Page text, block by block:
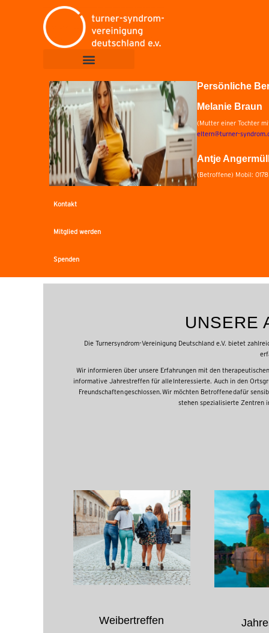
Persönliche
Melanie Braun
(Mutter einer Tochter
eltern@turner-
Antje
(Betroffene) Mobil:
Kontakt
Mitglied werden
Spenden
UNSERE
Die Turnersyndrom-Vereinigung Deutschland e.V. bietet
Wir informieren über unsere Erfahrungen mit den
informative Jahrestreffen für alle Interessierte. Auch in den
Freundschaften geschlossen. Wir möchten Betroffene dafür
stehen spezialisierte Zentren
Weibertreffen